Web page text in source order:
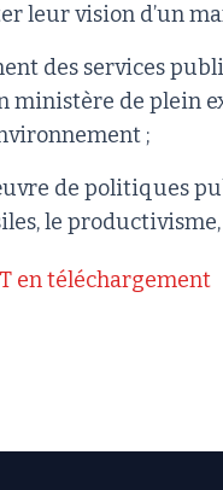
leur vision d’un
des services
ministère de plein
;
de politiques
le
en téléchargement